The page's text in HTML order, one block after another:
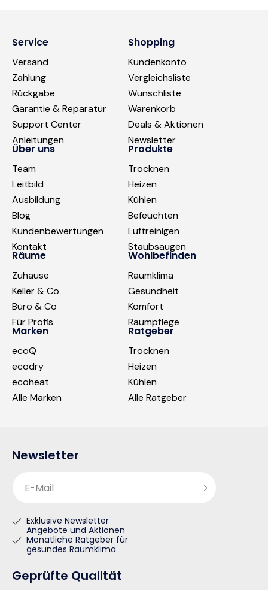
Service
Versand
Zahlung
Rückgabe
Garantie & Reparatur
Support Center
Anleitungen
Shopping
Kundenkonto
Vergleichsliste
Wunschliste
Warenkorb
Deals & Aktionen
Newsletter
Über uns
Team
Leitbild
Ausbildung
Blog
Kundenbewertungen
Kontakt
Produkte
Trocknen
Heizen
Kühlen
Befeuchten
Luftreinigen
Staubsaugen
Räume
Zuhause
Keller & Co
Büro & Co
Für Profis
Wohlbefinden
Raumklima
Gesundheit
Komfort
Raumpflege
Marken
ecoQ
ecodry
ecoheat
Alle Marken
Ratgeber
Trocknen
Heizen
Kühlen
Alle Ratgeber
Newsletter
E-Mail
Exklusive Newsletter
Angebote und Aktionen
Monatliche Ratgeber für
gesundes Raumklima
Geprüfte Qualität